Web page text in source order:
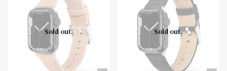
Sold out. Sold out.